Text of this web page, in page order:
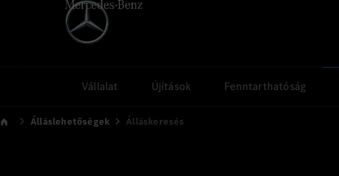
Vállalat Újítások Fenntarthatóság
Álláslehetőségek Álláskeresés